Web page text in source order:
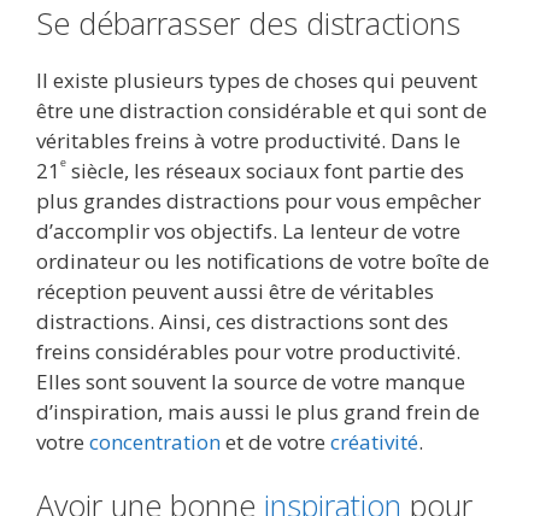
Se débarrasser des distractions
Il existe plusieurs types de choses qui peuvent
être une distraction considérable et qui sont de
véritables freins à votre productivité. Dans le
21ᵉ siècle, les réseaux sociaux font partie des
plus grandes distractions pour vous empêcher
d’accomplir vos objectifs. La lenteur de votre
ordinateur ou les notifications de votre boîte de
réception peuvent aussi être de véritables
distractions. Ainsi, ces distractions sont des
freins considérables pour votre productivité.
Elles sont souvent la source de votre manque
d’inspiration, mais aussi le plus grand frein de
votre concentrationet de votre créativité.
Avoir une bonne inspiration pour